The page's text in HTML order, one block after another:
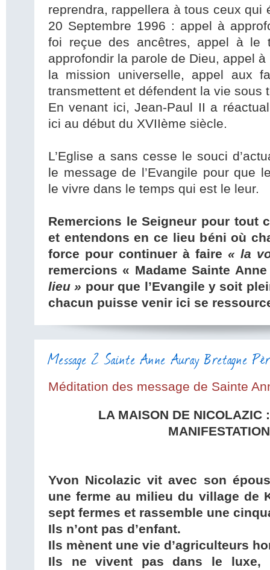
reprendra, rappellera à tous ceux qui
20 Septembre 1996 : appel à
foi reçue des ancêtres, appel à le
approfondir la parole de Dieu, appel à
la mission universelle, appel aux
transmettent et défendent la vie sous
En venant ici, Jean-Paul II a
ici au début du XVIIème siècle.
L’Eglise a sans cesse le souci
le message de l’Evangile pour que
le vivre dans le temps qui est le leur.
Remercions le Seigneur pour tout
et entendons en ce lieu béni où
force pour continuer à faire « la
remercions « Madame Sainte
lieu » pour que l’Evangile y soit
chacun puisse venir ici se
Message 2 Sainte Anne Auray Bretagne
Méditation des message de Sainte
LA MAISON DE NICOLAZIC
MANIFESTATION
Yvon Nicolazic vit avec son
une ferme au milieu du village de
sept fermes et rassemble une
Ils n’ont pas d’enfant.
Ils mènent une vie d’agriculteurs
Ils ne vivent pas dans le luxe,